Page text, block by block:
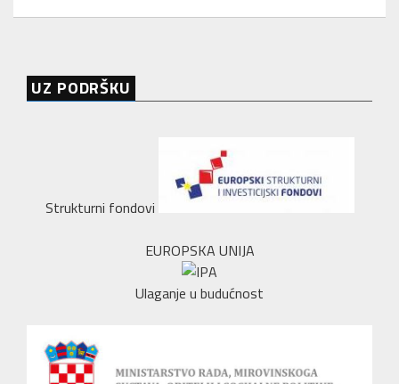
UZ PODRŠKU
Strukturni fondovi
EUROPSKA UNIJA
Ulaganje u budućnost